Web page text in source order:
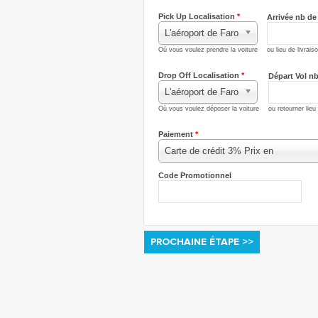
Pick Up Localisation *
L'aéroport de Faro
Où vous voulez prendre la voiture
Arrivée nb
ou lieu de
Drop Off Localisation *
L'aéroport de Faro
Où vous voulez déposer la voiture
Départ Vol nb
ou retourner lieu
Paiement *
Carte de crédit 3% Prix ​​en
Code Promotionnel